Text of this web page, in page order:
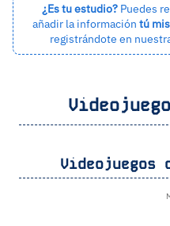
¿Es tu estudio? Puedes
añadir la información tú
registrándote en
Videojuegos